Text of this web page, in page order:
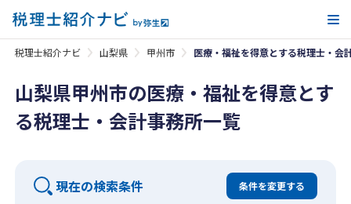
税理士紹介ナビ 山梨県 甲州市 医療・福祉を得意とする税理士・会
山梨県甲州市の医療・福祉を得意とす
る税理士・会計事務所一覧
現在の検索条件 条件を変更する